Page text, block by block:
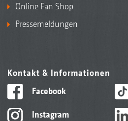
Online Fan Shop
Pressemeldungen
Kontakt & Informationen
Facebook
Instagram